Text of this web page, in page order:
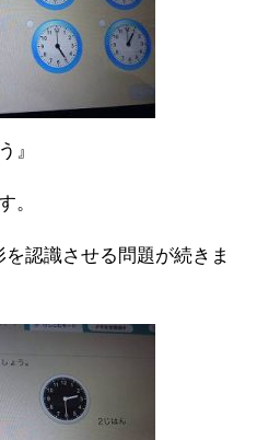
』
。
認識させる問題が続きま